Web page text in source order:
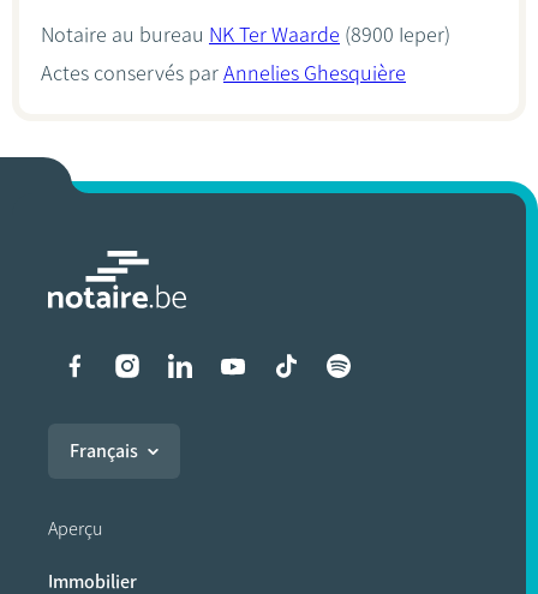
Notaire au bureau NK Ter Waarde (8900 Ieper)
Actes conservés parAnnelies Ghesquière
Liens vers les réseaux
Français
Aperçu
Immobilier